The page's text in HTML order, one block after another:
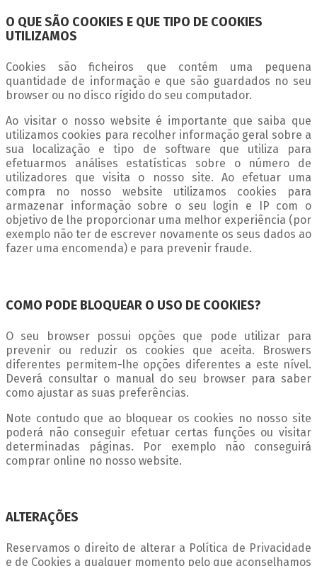
O QUE SÃO COOKIES E QUE TIPO DE COOKIES
UTILIZAMOS
Cookies são ficheiros que contém uma pequena
quantidade de informação e que são guardados no seu
browser ou no disco rígido do seu computador.
Ao visitar o nosso website é importante que saiba que
utilizamos cookies para recolher informação geral sobre a
sua localização e tipo de software que utiliza para
efetuarmos análises estatísticas sobre o número de
utilizadores que visita o nosso site. Ao efetuar uma
compra no nosso website utilizamos cookies para
armazenar informação sobre o seu login e IP com o
objetivo de lhe proporcionar uma melhor experiência (por
exemplo não ter de escrever novamente os seus dados ao
fazer uma encomenda) e para prevenir fraude.
COMO PODE BLOQUEAR O USO DE COOKIES?
O seu browser possui opções que pode utilizar para
prevenir ou reduzir os cookies que aceita. Broswers
diferentes permitem-lhe opções diferentes a este nível.
Deverá consultar o manual do seu browser para saber
como ajustar as suas preferências.
Note contudo que ao bloquear os cookies no nosso site
poderá não conseguir efetuar certas funções ou visitar
determinadas páginas. Por exemplo não conseguirá
comprar online no nosso website.
ALTERAÇÕES
Reservamos o direito de alterar a Política de Privacidade
e de Cookies a qualquer momento pelo que aconselhamos